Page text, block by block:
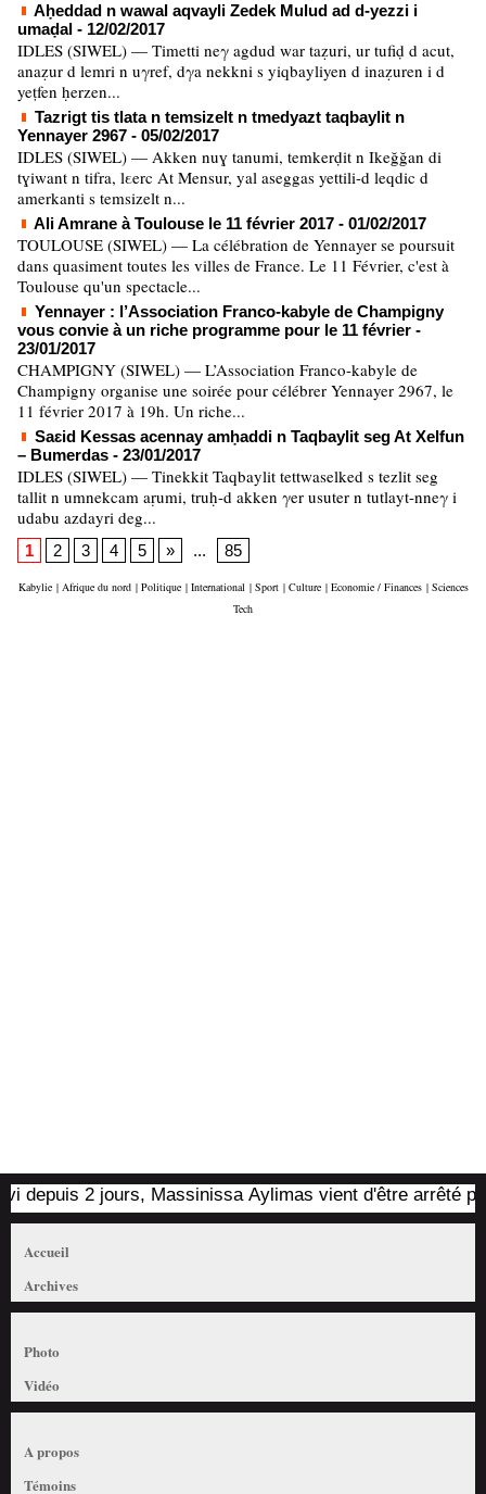
Aḥeddad n wawal aqvayli Zedek Mulud ad d-yezzi i
umaḍal - 12/02/2017
IDLES (SIWEL) — Timetti neγ agdud war taẓuri, ur tufiḍ d acut,
anaẓur d lemri n uγref, dγa nekkni s yiqbayliyen d inaẓuren i d
yeṭfen ḥerzen...
Tazrigt tis tlata n temsizelt n tmedyazt taqbaylit n
Yennayer 2967 - 05/02/2017
IDLES (SIWEL) — Akken nuɣ tanumi, temkerḍit n Ikeğğan di
tɣiwant n tifra, lεerc At Mensur, yal aseggas yettili-d leqdic d
amerkanti s temsizelt n...
Ali Amrane à Toulouse le 11 février 2017 - 01/02/2017
TOULOUSE (SIWEL) — La célébration de Yennayer se poursuit
dans quasiment toutes les villes de France. Le 11 Février, c'est à
Toulouse qu'un spectacle...
Yennayer : l’Association Franco-kabyle de Champigny
vous convie à un riche programme pour le 11 février -
23/01/2017
CHAMPIGNY (SIWEL) — L’Association Franco-kabyle de
Champigny organise une soirée pour célébrer Yennayer 2967, le
11 février 2017 à 19h. Un riche...
Saɛid Kessas acennay amḥaddi n Taqbaylit seg At Xelfun
– Bumerdas - 23/01/2017
IDLES (SIWEL) — Tinekkit Taqbaylit tettwaselked s tezlit seg
tallit n umnekcam aṛumi, truḥ-d akken γer usuter n tutlayt-nneγ i
udabu azdayri deg...
1 2 3 4 5 » ... 85
Kabylie | Afrique du nord | Politique | International | Sport | Culture | Economie / Finances | Sciences
Tech
2 jours, Massinissa Aylimas vient d'être arrêté par
Accueil
Archives
Photo
Vidéo
A propos
Témoins